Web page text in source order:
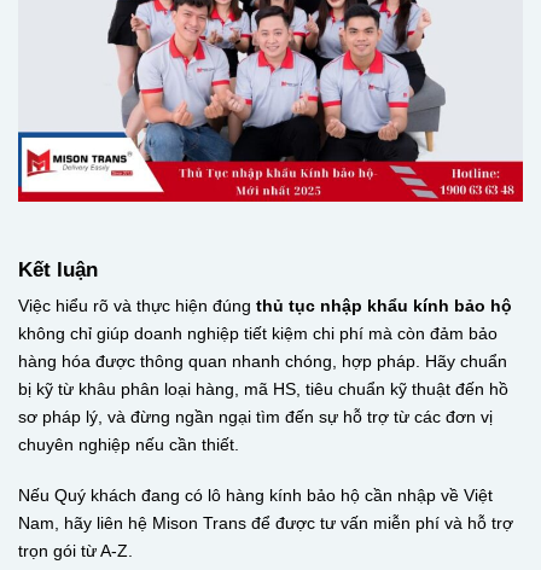
Kết luận
Việc hiểu rõ và thực hiện đúng thủ tục nhập khẩu kính bảo hộ
không chỉ giúp doanh nghiệp tiết kiệm chi phí mà còn đảm bảo
hàng hóa được thông quan nhanh chóng, hợp pháp. Hãy chuẩn
bị kỹ từ khâu phân loại hàng, mã HS, tiêu chuẩn kỹ thuật đến hồ
sơ pháp lý, và đừng ngần ngại tìm đến sự hỗ trợ từ các đơn vị
chuyên nghiệp nếu cần thiết.
Nếu Quý khách đang có lô hàng kính bảo hộ cần nhập về Việt
Nam, hãy liên hệ Mison Trans để được tư vấn miễn phí và hỗ trợ
trọn gói từ A-Z.